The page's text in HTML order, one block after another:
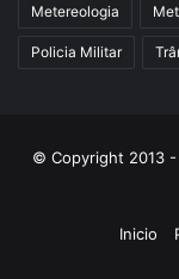
Metereologia
Policia Militar
© Copyright 2013
Inicio